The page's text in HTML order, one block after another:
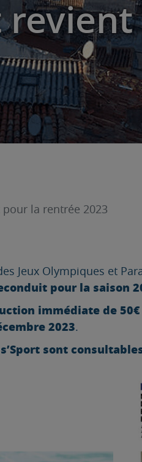
pour la rentrée 2023
Jeux Olympiques et
pour la saison
immédiate de
2023.
sont